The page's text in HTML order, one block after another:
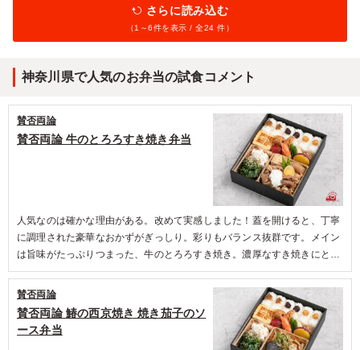
さらに読み込む
（1～6 件を表示 / 全24 件）
神奈川県で人気のお弁当の試食コメント
賛否両論 牛のとろろすき焼き弁当
賛否両論
人気なのは確かな理由がある。改めて実感しました！蓋を開けると、丁寧
に調理された豪華なおかずがぎっしり。彩りもバランス抜群です。メイン
は旨味がたっぷりつまった、牛のとろろすき焼き。濃厚なすき焼きにとろ
ろのみずみずしさが加わり、お箸が止まりません。人気のつくねは、口の
中で美味しさの羽根を広げて飛んでいきます。たまご焼きに押された賛否
両論の印が確かな自信の現れ。美味しさが身体を巡っていきます。そして
感動したのは、さつまいもレモン煮。全ての美味しさをすっと爽やかに包
み一つの作品に仕上げていました。
賛否両論 鰆の西京焼き 焼き茄子のソ
ース弁当
賛否両論